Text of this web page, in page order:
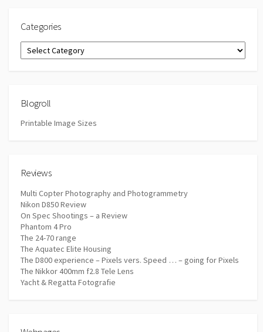
Categories
Categories
Blogroll
Printable Image Sizes
Reviews
Multi Copter Photography and Photogrammetry
Nikon D850 Review
On Spec Shootings – a Review
Phantom 4 Pro
The 24-70 range
The Aquatec Elite Housing
The D800 experience – Pixels vers. Speed … – going for Pixels
The Nikkor 400mm f2.8 Tele Lens
Yacht & Regatta Fotografie